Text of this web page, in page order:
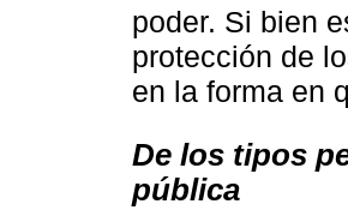
poder. Si bien
protección de
en la forma en
De los tipos
pública